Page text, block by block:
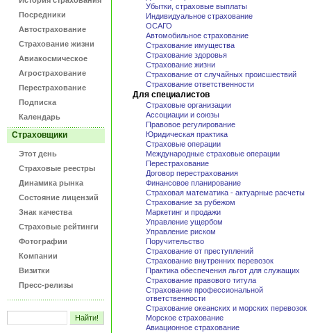
Посредники
Автострахование
Страхование жизни
Авиакосмическое
Агрострахование
Перестрахование
Подписка
Календарь
Страховщики
Этот день
Страховые реестры
Динамика рынка
Состояние лицензий
Знак качества
Страховые рейтинги
Фотографии
Компании
Визитки
Пресс-релизы
Убытки, страховые выплаты
Индивидуальное страхование
ОСАГО
Автомобильное страхование
Страхование имущества
Страхование здоровья
Страхование жизни
Страхование от случайных происшествий
Страхование ответственности
Для специалистов
Страховые организации
Ассоциации и союзы
Правовое регулирование
Юридическая практика
Страховые операции
Международные страховые операции
Перестрахование
Договор перестрахования
Финансовое планирование
Страховая математика - актуарные расчеты
Страхование за рубежом
Маркетинг и продажи
Управление ущербом
Управление риском
Поручительство
Страхование от преступлений
Страхование внутренних перевозок
Практика обеспечения льгот для служащих
Страхование правового титула
Страхование профессиональной
ответственности
Страхование океанских и морских перевозок
Морское страхование
Авиационное страхование